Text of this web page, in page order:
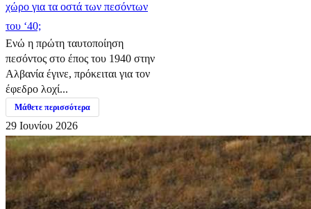
χώρο για τα οστά των πεσόντων
του ‘40;
Ενώ η πρώτη ταυτοποίηση
πεσόντος στο έπος του 1940 στην
Αλβανία έγινε, πρόκειται για τον
έφεδρο λοχί...
Μάθετε περισσότερα
29 Ιουνίου 2026